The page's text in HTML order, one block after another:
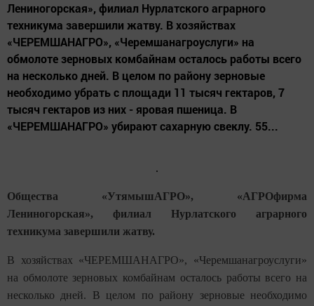
Лениногорская», филиал Нурлатского аграрного
техникума завершили жатву. В хозяйствах
«ЧЕРЕМШАНАГРО», «Черемшанагроуслуги» на
обмолоте зерновых комбайнам осталось работы всего
на несколько дней. В целом по району зерновые
необходимо убрать с площади 11 тысяч гектаров, 7
тысяч гектаров из них - яровая пшеница. В
«ЧЕРЕМШАНАГРО» убирают сахарную свеклу. 55...
Общества «УтямышАГРО», «АГРОфирма
Лениногорская», филиал Нурлатского аграрного
техникума завершили жатву.
В хозяйствах «ЧЕРЕМШАНАГРО», «Черемшанагроуслуги»
на обмолоте зерновых комбайнам осталось работы всего на
несколько дней. В целом по району зерновые необходимо